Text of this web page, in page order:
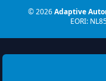
© 2026Adaptive
EORI: